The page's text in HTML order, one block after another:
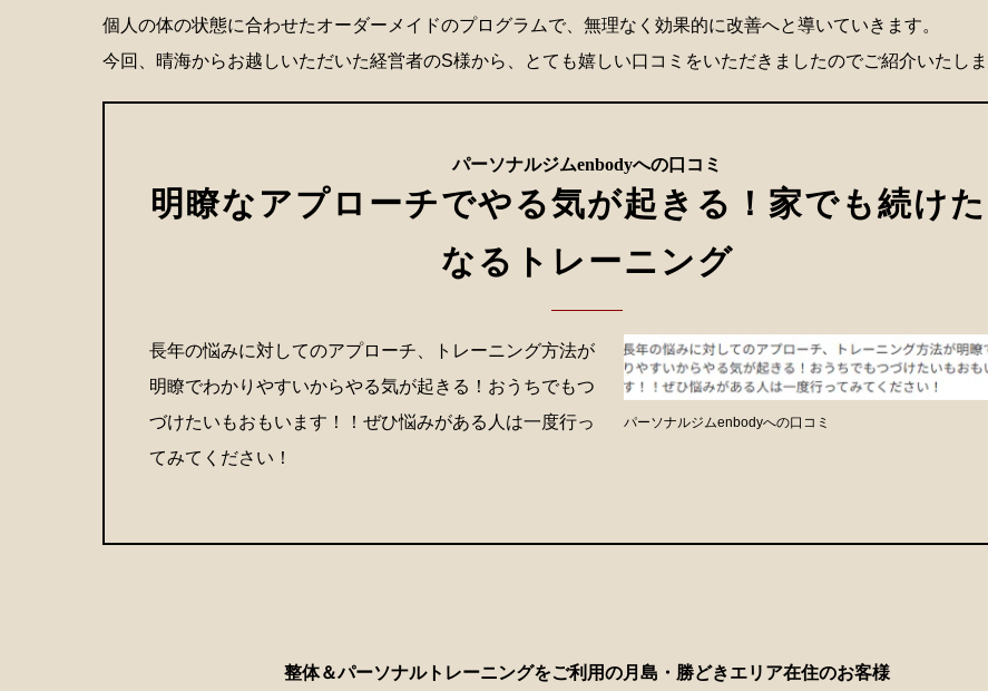
個人の体の状態に合わせたオーダーメイドのプログラムで、無理なく効果的に改善へと導いていきます。
今回、晴海からお越しいただいた経営者のS様から、とても嬉しい口コミをいただきましたのでご紹介いたしま
パーソナルジムenbodyへの口コミ
明瞭なアプローチでやる気が起きる！家でも続けた
なるトレーニング
パーソナルジムenbodyへの口コミ
長年の悩みに対してのアプローチ、トレーニング方法が
明瞭でわかりやすいからやる気が起きる！おうちでもつ
づけたいもおもいます！！ぜひ悩みがある人は一度行っ
てみてください！
整体＆パーソナルトレーニングをご利用の月島・勝どきエリア在住のお客様